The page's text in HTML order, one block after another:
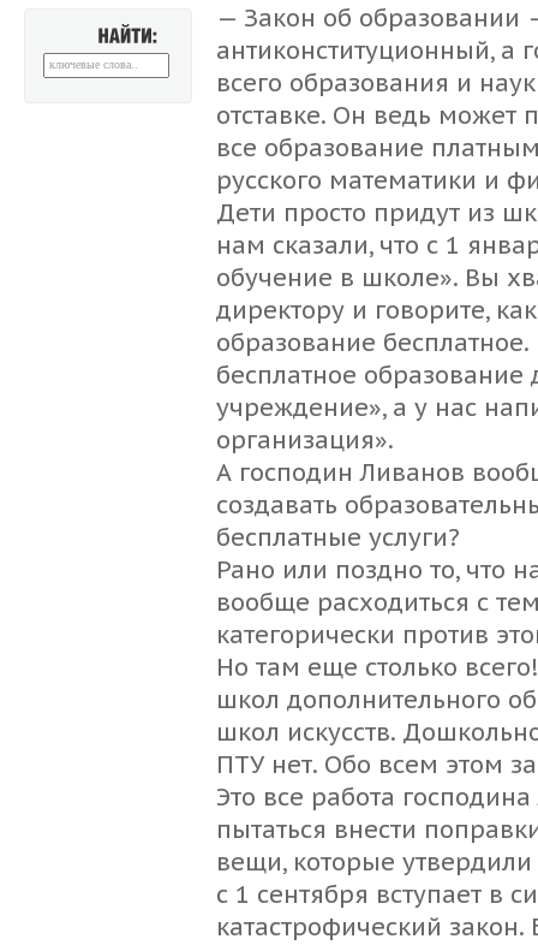
— Закон об
антиконституционный, а
всего образования и
отставке. Он ведь может
все образование
русского математики и
Дети просто придут из
нам сказали, что с 1
обучение в школе». Вы
директору и говорите,
образование
бесплатное образование
учреждение», а у нас
организация».
А господин Ливанов
создавать
бесплатные услуги?
Рано или поздно то, что
вообще расходиться с
категорически против
Но там еще столько
школ дополнительного
школ искусств.
ПТУ нет. Обо всем этом
Это все работа
пытаться внести
вещи, которые
с 1 сентября вступает в
катастрофический закон.